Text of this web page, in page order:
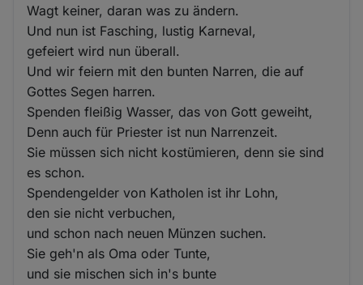
Wagt keiner, daran was zu ändern.
Und nun ist Fasching, lustig Karneval,
gefeiert wird nun überall.
Und wir feiern mit den bunten Narren, die auf
Gottes Segen harren.
Spenden fleißig Wasser, das von Gott geweiht,
Denn auch für Priester ist nun Narrenzeit.
Sie müssen sich nicht kostümieren, denn sie sind
es schon.
Spendengelder von Katholen ist ihr Lohn,
den sie nicht verbuchen,
und schon nach neuen Münzen suchen.
Sie geh'n als Oma oder Tunte,
und sie mischen sich in's bunte